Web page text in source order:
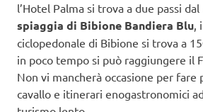
l’Hotel Palma si trova a due passi
spiaggia di Bibione Bandiera Blu,
ciclopedonale di Bibione si trova a
in poco tempo si può raggiungere il
Non vi mancherà occasione per fare
cavallo e itinerari enogastronomici